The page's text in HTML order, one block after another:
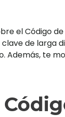
el Código
de larga
Además, te